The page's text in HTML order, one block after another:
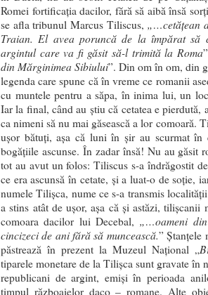
Romei fortificaţia dacilor, fără să aibă însă
se afla tribunul Marcus Tiliscus, „…cetăţean
Traian. El avea poruncă de la împărat să
argintul care va fi găsit să-l trimită la Roma
din Mărginimea Sibiului”. Din om în om, din
legenda care spune că în vreme ce romanii
cu muntele pentru a săpa, în inima lui, un
Iar la final, când au ştiu că cetatea e pierdută,
ca nimeni să nu mai găsească a lor comoară.
uşor bătuţi, aşa că luni în şir au scurmat în
bogăţiile ascunse. În zadar însă! Nu au găsit
tot au avut un folos: Tiliscus s-a îndrăgostit
ce era ascunsă în cetate, şi a luat-o de soţie,
numele Tilişca, nume ce s-a transmis
a stins atât de uşor, aşa că şi astăzi, tilişcanii
comoara dacilor lui Decebal, „…oameni
cincizeci de ani fără să muncească.” Ştanţele
păstrează în prezent la Muzeul Naţional „
tiparele monetare de la Tilişca sunt gravate în
republicani de argint, emişi în perioada
timpul războaielor daco – romane. Alte